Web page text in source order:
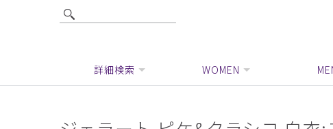
詳細検索 WOMEN